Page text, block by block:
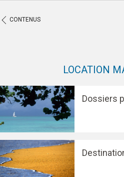
CONTENUS
LOCATION
Dossiers